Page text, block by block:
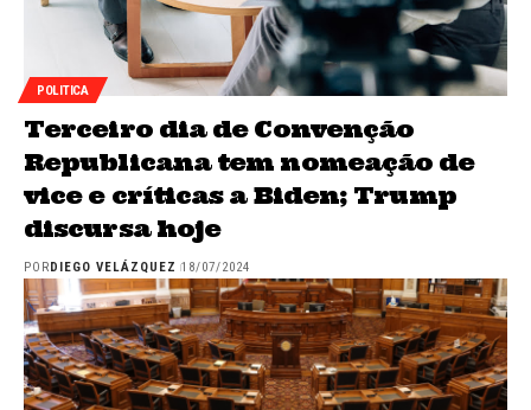
POLITICA
Terceiro dia de Convenção
Republicana tem nomeação de
vice e críticas a Biden; Trump
discursa hoje
POR DIEGO VELÁZQUEZ 18/07/2024